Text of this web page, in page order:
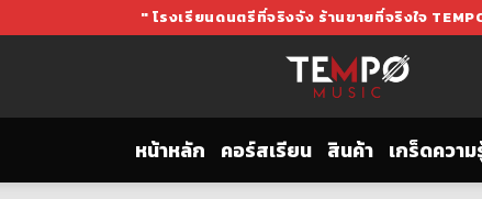
" โรงเรียนดนตรีที่จริงจัง ร้านขายที่จริงใจ
หน้าหลัก คอร์สเรียน สินค้า เกร็ดความ